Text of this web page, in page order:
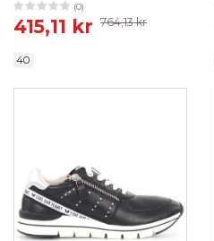
(0)
415,11 kr 764,13 kr
40